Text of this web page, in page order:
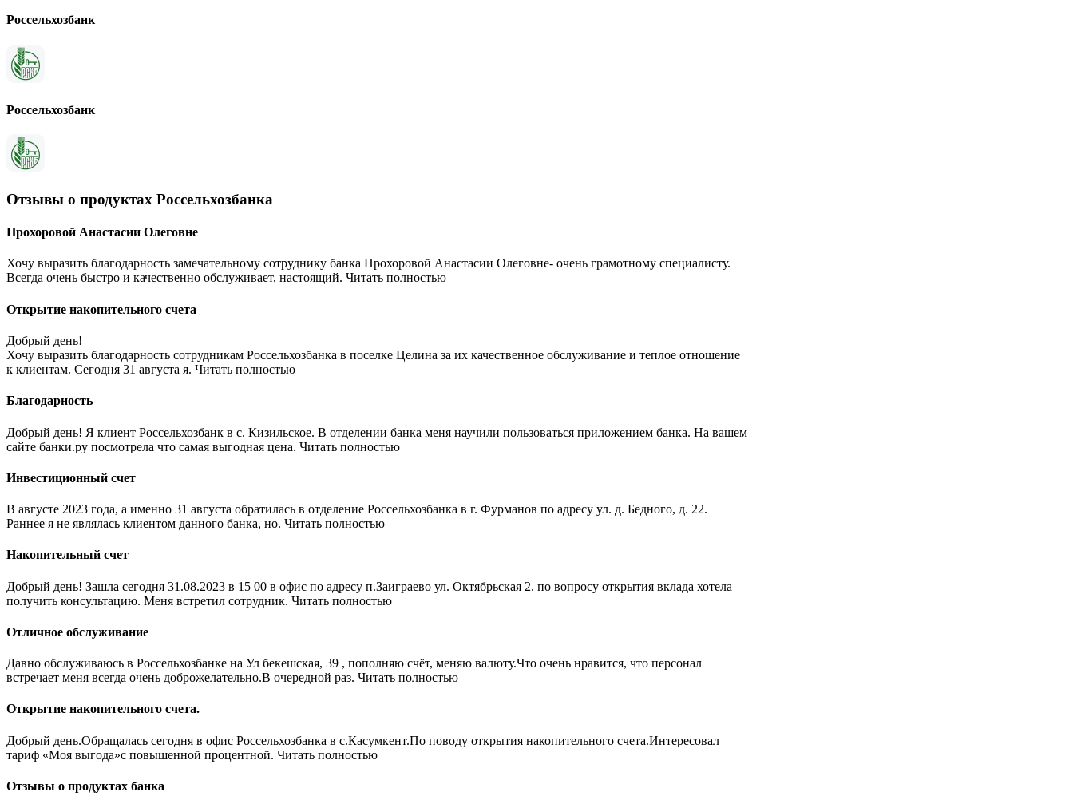
Россельхозбанк
Россельхозбанк
Отзывы о продуктах Россельхозбанка
Прохоровой Анастасии Олеговне
Хочу выразить благодарность замечательному сотруднику банка Прохоровой Анастасии Олеговне- очень грамотному специалисту.
Всегда очень быстро и качественно обслуживает, настоящий. Читать полностью
Открытие накопительного счета
Добрый день!
Хочу выразить благодарность сотрудникам Россельхозбанка в поселке Целина за их качественное обслуживание и теплое отношение
к клиентам. Сегодня 31 августа я. Читать полностью
Благодарность
Добрый день! Я клиент Россельхозбанк в с. Кизильское. В отделении банка меня научили пользоваться приложением банка. На вашем
сайте банки.ру посмотрела что самая выгодная цена. Читать полностью
Инвестиционный счет
В августе 2023 года, а именно 31 августа обратилась в отделение Россельхозбанка в г. Фурманов по адресу ул. д. Бедного, д. 22.
Раннее я не явл­ялась клиентом данного банка, но. Читать полностью
Накопительный счет
Добрый день! Зашла сегодня 31.08.2023 в 15 00 в офис по адресу п.Заиграево ул. Октябрьская 2. по вопросу открытия вклада хотела
получить консультацию. Меня встретил сотрудник. Читать полностью
Отличное обслуживание
Давно обслуживаюсь в Россельхозбанке на Ул бекешская, 39 , пополняю счёт, меняю валюту.Что очень нравится, что персонал
встречает меня всегда очень доброжелательно.В очередной раз. Читать полностью
Открытие накопительного счета.
Добрый день.Обращалась сегодня в офис Россельхозбанка в с.Касумкент.По поводу открытия накопительного счета.Интересовал
тариф «Моя выгода»с повышенной процентной. Читать полностью
Отзывы о продуктах банка